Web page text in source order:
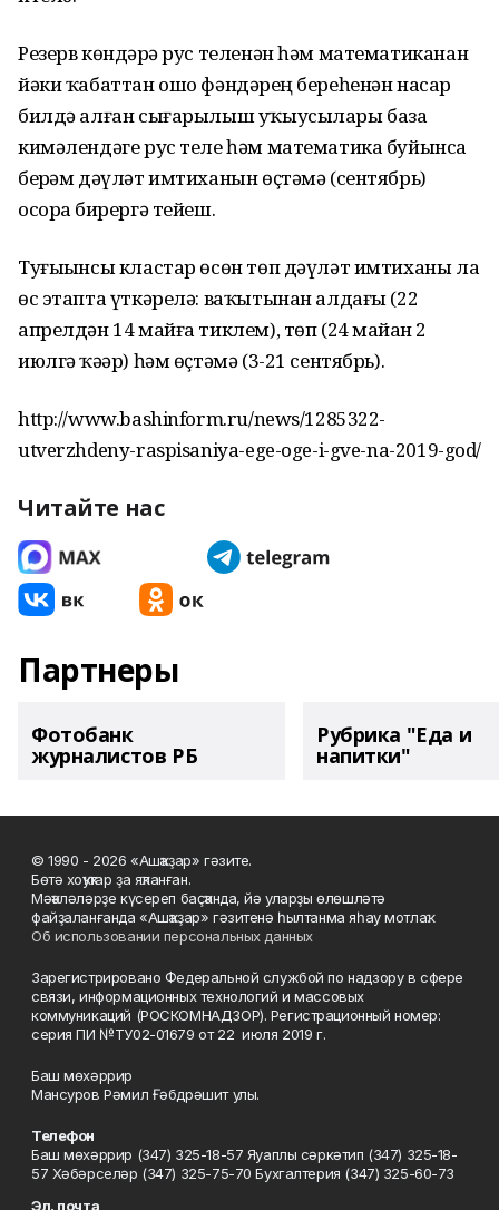
Резерв көндәрҙә рус теленән һәм математиканан
йәки ҡабаттан ошо фәндәрҙең береһенән насар
билдә алған сығарылыш уҡыусылары база
кимәлендәге рус теле һәм математика буйынса
берҙәм дәүләт имтиханын өҫтәмә (сентябрь)
осорҙа бирергә тейеш.
Туғыҙынсы кластар өсөн төп дәүләт имтиханы ла
өс этапта үткәрелә: ваҡытынан алдағы (22
апрелдән 14 майға тиклем), төп (24 майҙан 2
июлгә ҡәҙәр) һәм өҫтәмә (3-21 сентябрь).
http://www.bashinform.ru/news/1285322-
utverzhdeny-raspisaniya-ege-oge-i-gve-na-2019-god/
Читайте нас
Партнеры
Фотобанк
журналистов РБ
Рубрика "Еда и
напитки"
© 1990 - 2026 «Ашҡаҙар» гәзите.
Бөтә хоҡуҡтар ҙа яҡланған.
Мәҡәләләрҙе күсереп баҫҡанда, йә уларҙы өлөшләтә
файҙаланғанда «Ашҡаҙар» гәзитенә һылтанма яһау мотлаҡ.
Об использовании персональных данных
Зарегистрировано Федеральной службой по надзору в сфере
связи, информационных технологий и массовых
коммуникаций (РОСКОМНАДЗОР). Регистрационный номер:
серия ПИ №ТУ02-01679 от 22 июля 2019 г.
Баш мөхәррир
Мансуров Рәмил Ғәбдрәшит улы.
Телефон
Баш мөхәррир (347) 325-18-57 Яуаплы сәркәтип (347) 325-18-
57 Хәбәрселәр (347) 325-75-70 Бухгалтерия (347) 325-60-73
Эл. почта